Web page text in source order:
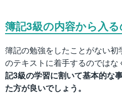
簿記3級の内容から入
簿記の勉強をしたことがない
のテキストに着手するのではな
記3級の学習に割いて基本的な
た方が良いでしょう。